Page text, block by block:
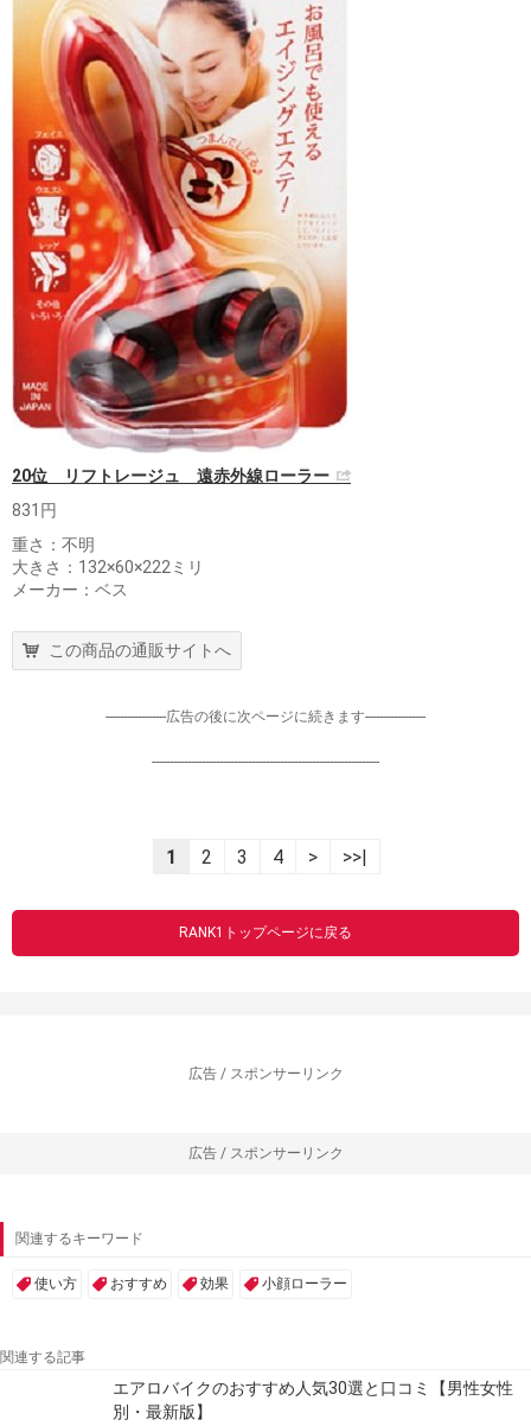
20位 リフトレージュ 遠赤外線ローラー
831円
重さ：不明
大きさ：132×60×222ミリ
メーカー：ベス
この商品の通販サイトへ
-----------------広告の後に次ページに続きます-----------------
----------------------------------------------------------------
1 2 3 4 > >>|
RANK1トップページに戻る
広告 / スポンサーリンク
広告 / スポンサーリンク
関連するキーワード
使い方 おすすめ 効果 小顔ローラー
関連する記事
エアロバイクのおすすめ人気30選と口コミ【男性女性
別・最新版】